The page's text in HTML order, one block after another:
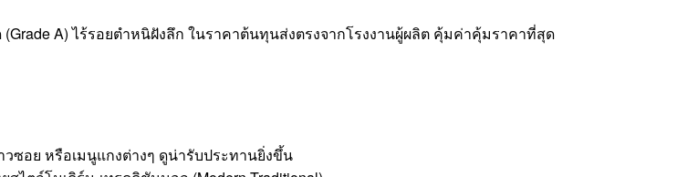
A) ไร้รอยตำหนิฝังลึก ในราคาต้นทุนส่งตรงจากโรงงานผู้ผลิต คุ้มค่าคุ้มราคาที่สุด
วซอย หรือเมนูแกงต่างๆ ดูน่ารับประทานยิ่งขึ้น